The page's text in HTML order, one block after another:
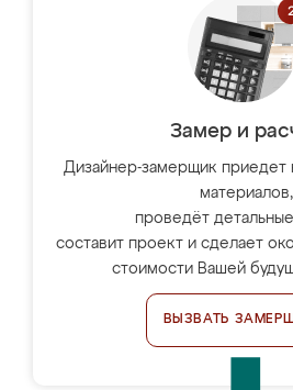
Замер и
Дизайнер-замерщик приедет
материалов,
проведёт
составит проект и сделает
стоимости Вашей
ВЫЗВАТЬ